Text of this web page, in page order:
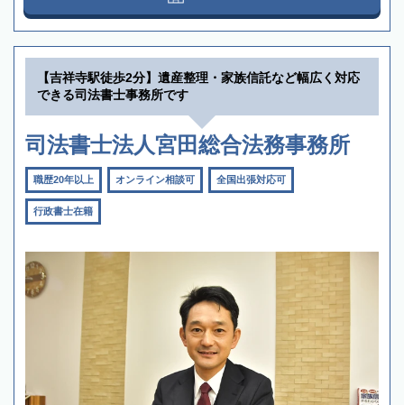
【吉祥寺駅徒歩2分】遺産整理・家族信託など幅広く対応
できる司法書士事務所です
司法書士法人宮田総合法務事務所
職歴20年以上 オンライン相談可 全国出張対応可
行政書士在籍